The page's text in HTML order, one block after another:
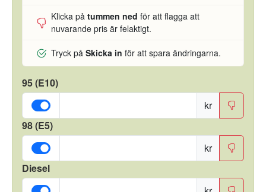
Klicka på tummen ned för att flagga att
nuvarande pris är felaktigt.
Tryck på Skicka in för att spara ändringarna.
95 (E10)
kr
98 (E5)
kr
Diesel